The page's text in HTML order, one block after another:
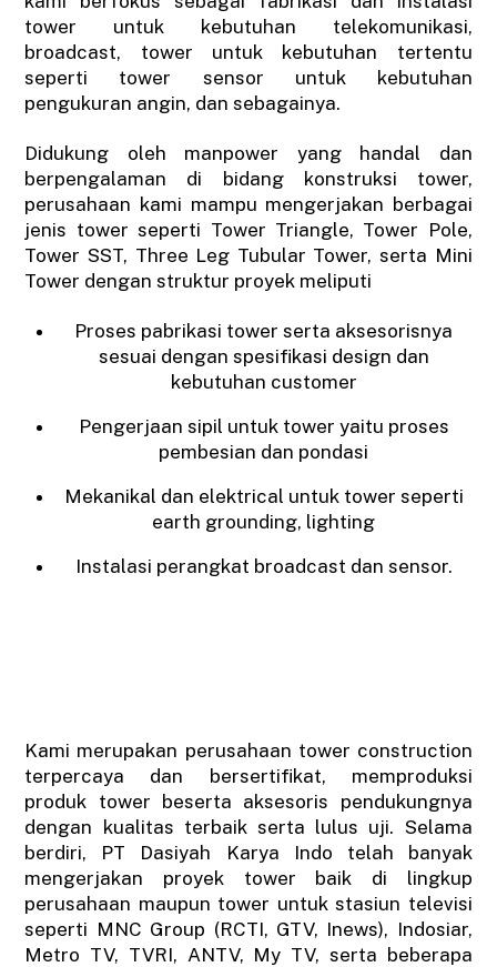
tower untuk kebutuhan telekomunikasi,
broadcast, tower untuk kebutuhan tertentu
seperti tower sensor untuk kebutuhan
pengukuran angin, dan sebagainya.
Didukung oleh manpower yang handal dan
berpengalaman di bidang konstruksi tower,
perusahaan kami mampu mengerjakan berbagai
jenis tower seperti Tower Triangle, Tower Pole,
Tower SST, Three Leg Tubular Tower, serta Mini
Tower dengan struktur proyek meliputi
Proses pabrikasi tower serta aksesorisnya
sesuai dengan spesifikasi design dan
kebutuhan customer
Pengerjaan sipil untuk tower yaitu proses
pembesian dan pondasi
Mekanikal dan elektrical untuk tower seperti
earth grounding, lighting
Instalasi perangkat broadcast dan sensor.
Kami merupakan perusahaan tower construction
terpercaya dan bersertifikat, memproduksi
produk tower beserta aksesoris pendukungnya
dengan kualitas terbaik serta lulus uji. Selama
berdiri, PT Dasiyah Karya Indo telah banyak
mengerjakan proyek tower baik di lingkup
perusahaan maupun tower untuk stasiun televisi
seperti MNC Group (RCTI, GTV, Inews), Indosiar,
Metro TV, TVRI, ANTV, My TV, serta beberapa